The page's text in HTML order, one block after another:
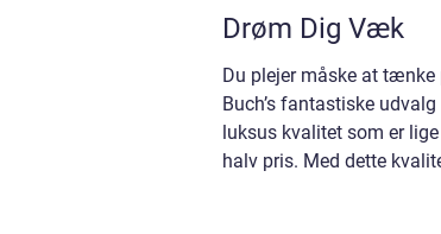
Drøm Dig Væk
Du plejer måske at
Buch’s fantastiske
luksus kvalitet som er
halv pris. Med dette